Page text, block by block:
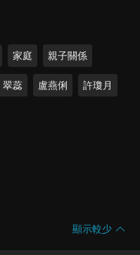
家庭 親子關係
翠蕊 盧燕俐 許瓊月
顯示較少